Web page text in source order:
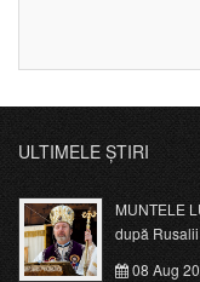
ULTIMELE ȘTIRI
MUNTELE
după Rusalii
08 Aug